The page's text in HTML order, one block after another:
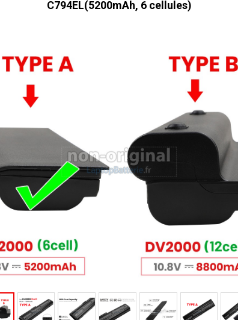
C794EL(5200mAh, 6 cellules)